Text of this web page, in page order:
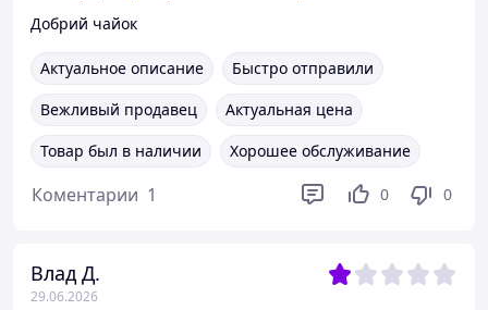
Добрий чайок
Актуальное описание
Быстро отправили
Вежливый продавец
Актуальная цена
Товар был в наличии
Хорошее обслуживание
Коментарии 1 0 0
Влад Д.
29.06.2026